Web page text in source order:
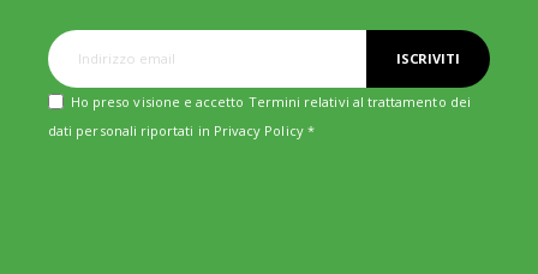
ISCRIVITI
Ho preso visione e accetto Termini relativi al trattamento dei
dati personali riportati in Privacy Policy*